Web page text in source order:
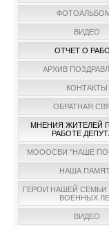
ВИДЕО
ОТЧЕТ О
АРХИВ
КОНТАКТЫ
ОБРАТНАЯ
МНЕНИЯ ЖИТЕЛЕЙ
РАБОТЕ
МОООСВИ "НАШЕ
НАША
ГЕРОИ НАШЕЙ СЕМЬИ
ВОЕННЫХ
ВИДЕО